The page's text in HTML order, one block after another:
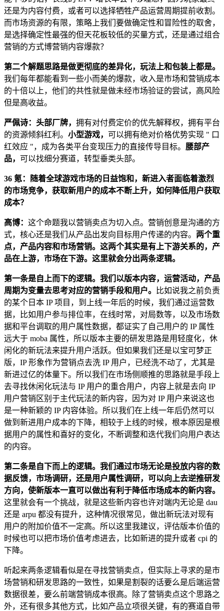
还是为内容付费，或者可以选择牺牲产品运营周期提前收割。
而市场资源的有限，策略上我们要做确定性和冒险性的取舍，
是选择确定性最强的但天花板较低的买量方式，还是通过组合
营销的方式博营销内容爆款？
第二个解题思路是做更彻底的差异化，玩法上和包装上都是。
我们每年都能看到一些小而美的爆款，收入是市场和营销成本
的十倍以上，他们的共性就是做未经市场验证的尝试，高风险
但是高收益。
严佩诗：头部厂牌， 拥有对付费定价的优先解释权，拥有平台
的资源倾斜红利。 小型游戏， 可以拥有绝对价格优势实现 " 口
红效应 "，成为各类平台变现压力的直接传导目标。 腰部产
品， 可以找细分赛道，转型垂类头部。
36 氪：随着全球游戏市场的日益饱和，新进入者面临着激烈
的市场竞争，获取新用户的成本不断上升，如何降低用户获取
成本？
高博： 这个命题我以营销卖点为切入点。营销创意是沟通的方
式，核心还是我们从产品出发向目标用户传递的内容。 两个重
点，产品内容和市场营销。这两个其实是有上下游关系的，产
品在上游，市场在下游。这里就会分出两条逻辑。
第一条是自上而下的逻辑。我们以版本内容，运营活动，产品
周期为变量去思考对应的营销手段和用户。
比如说我之前负责
的某个日本 IP 项目，到上线一年后的时候，我们通过运营数
据，比如用户参与排位率，在线时常，对局数等，以及市场数
据和平台调取的用户属性数据，都证实了自己用户的 IP 属性
远大于 moba 属性，所以版本主要的研发思路是用轻度化，休
闲化的新玩法来提升用户活跃。但如果我们还是以宝可梦正
版，IP 形象作为营销点去洗 IP 用户，已经洗不动了，尤其是
新进过亿的体量下。所以我们在市场侧顺推的思路就是手段上
去寻找休闲化玩法与 IP 用户的重合用户，内容上就是去向 IP
用户营销区别于主代玩法的新内容，因为对 IP 用户来说这也
是一种新颖的 IP 内容体验。所以我们在上线一年后仍然可以
做到新进用户成本的下降，相较于上线的时候，根本原因是根
据用户的属性和喜好的变化，不断调整和迭代我们向用户表达
的内容。
第二条是自下而上的逻辑。我们通过市场无论是投放内容的数
据反馈，市场调研，还是用户属性调研，可以向上去逆推研发
方向，使新版本一直可以做出有利于降低市场成本的新内容。
这里就会有一个挑战，就是这些新内容也许对端内无论是 dau
还是 arpu 都没有提升，这种情况很常见，做出新玩法对现有
用户的附加价值不一定高。所以这里我建议，评估版本价值的
时候也可以把市场价值考虑进去，比如新进的提升或者 cpi 的
下降。
听起来两条逻辑看似是在寻找营销卖点，但实际上寻求的是市
场营销和研发思路的一致性，如果是割裂的话要么是后端运营
数据很差，要么前端营销成本很高。除了营销卖点这个思路之
外，还有很多其他方式，比如产品立项很关键，有的赛道自带